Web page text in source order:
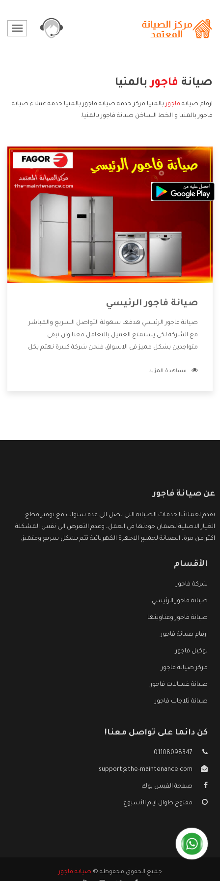
صيانة فاجوربالمنيا
ارقام صيانة فاجور بالمنيا مركز خدمة صيانة فاجور بالمنيا خدمة عملاء صيانة
فاجور بالمنيا و الخط الساخن صيانة فاجور بالمنيا.
صيانة فاجور الرئيسي
صيانة فاجور الرئيسي هدفها سهولة التواصل السريع والمباشر
مع الشركة لكى يستمتع العميل بالتعامل معنا وان نبقى
متواجدين بشكل مميز فى الاسواق فنحن شركة كبيرة نهتم بكل
الشركة بها والتى تكون منها خدمة الصيانة التى تكون من أهم
مشاهدة المزيد
عن صيانة فاجور
نقدم لعملائنا خدمات الصيانة التى تصل الى عدة سنوات مع توفير قطع
الغيار الاصلية لضمان جودتها فى العمل، وعدم التعرض الى نفس المشكلة
اكثر من مرة، الصيانة لجميع الاجهزة الكهربائية تتم بشكل سريع ومتميز.
الأقسام
شركة فاجور
صيانة فاجور الرئيسي
صيانة فاجور وعناوينها
ارقام صيانة فاجور
توكيل فاجور
مركز صيانة فاجور
صيانة غسالات فاجور
صيانة ثلاجات فاجور
كن دائما على تواصل معنا!
01108098347
support@the-maintenance.com
صفحة الفيس بوك
مفتوح طوال ايام الأسبوع
جميع الحقوق محفوظه © صيانة فاجور